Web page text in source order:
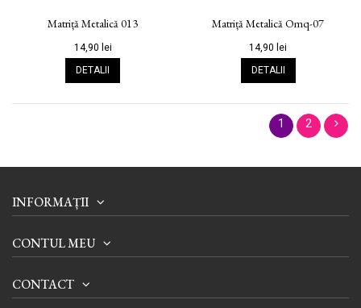
Matriță Metalică 013
14,90 lei
DETALII
Matriță Metalică Omq-07
14,90 lei
DETALII
1 2
INFORMAȚII
CONTUL MEU
CONTACT